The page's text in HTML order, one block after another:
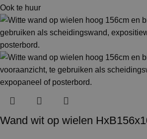
Ook te huur
Wand wit op wielen